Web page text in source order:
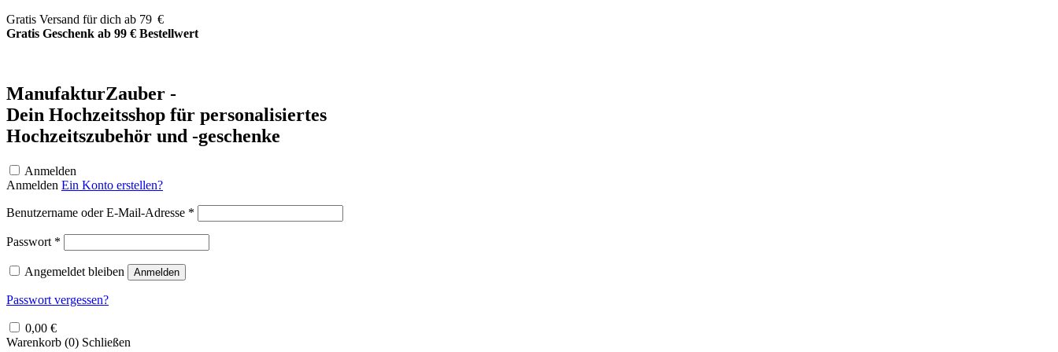
Zum
Inhalt
Gratis Versand für dich ab 79 €
Gratis Geschenk ab 99 € Bestellwert
ManufakturZauber -
Dein Hochzeitsshop für personalisiertes
Hochzeitszubehör und -geschenke
Anmelden
Anmelden Ein Konto erstellen?
Benutzername oder E-Mail-Adresse *
Passwort *
Angemeldet bleiben Anmelden
Passwort vergessen?
0,00 €
Warenkorb (0) Schließen